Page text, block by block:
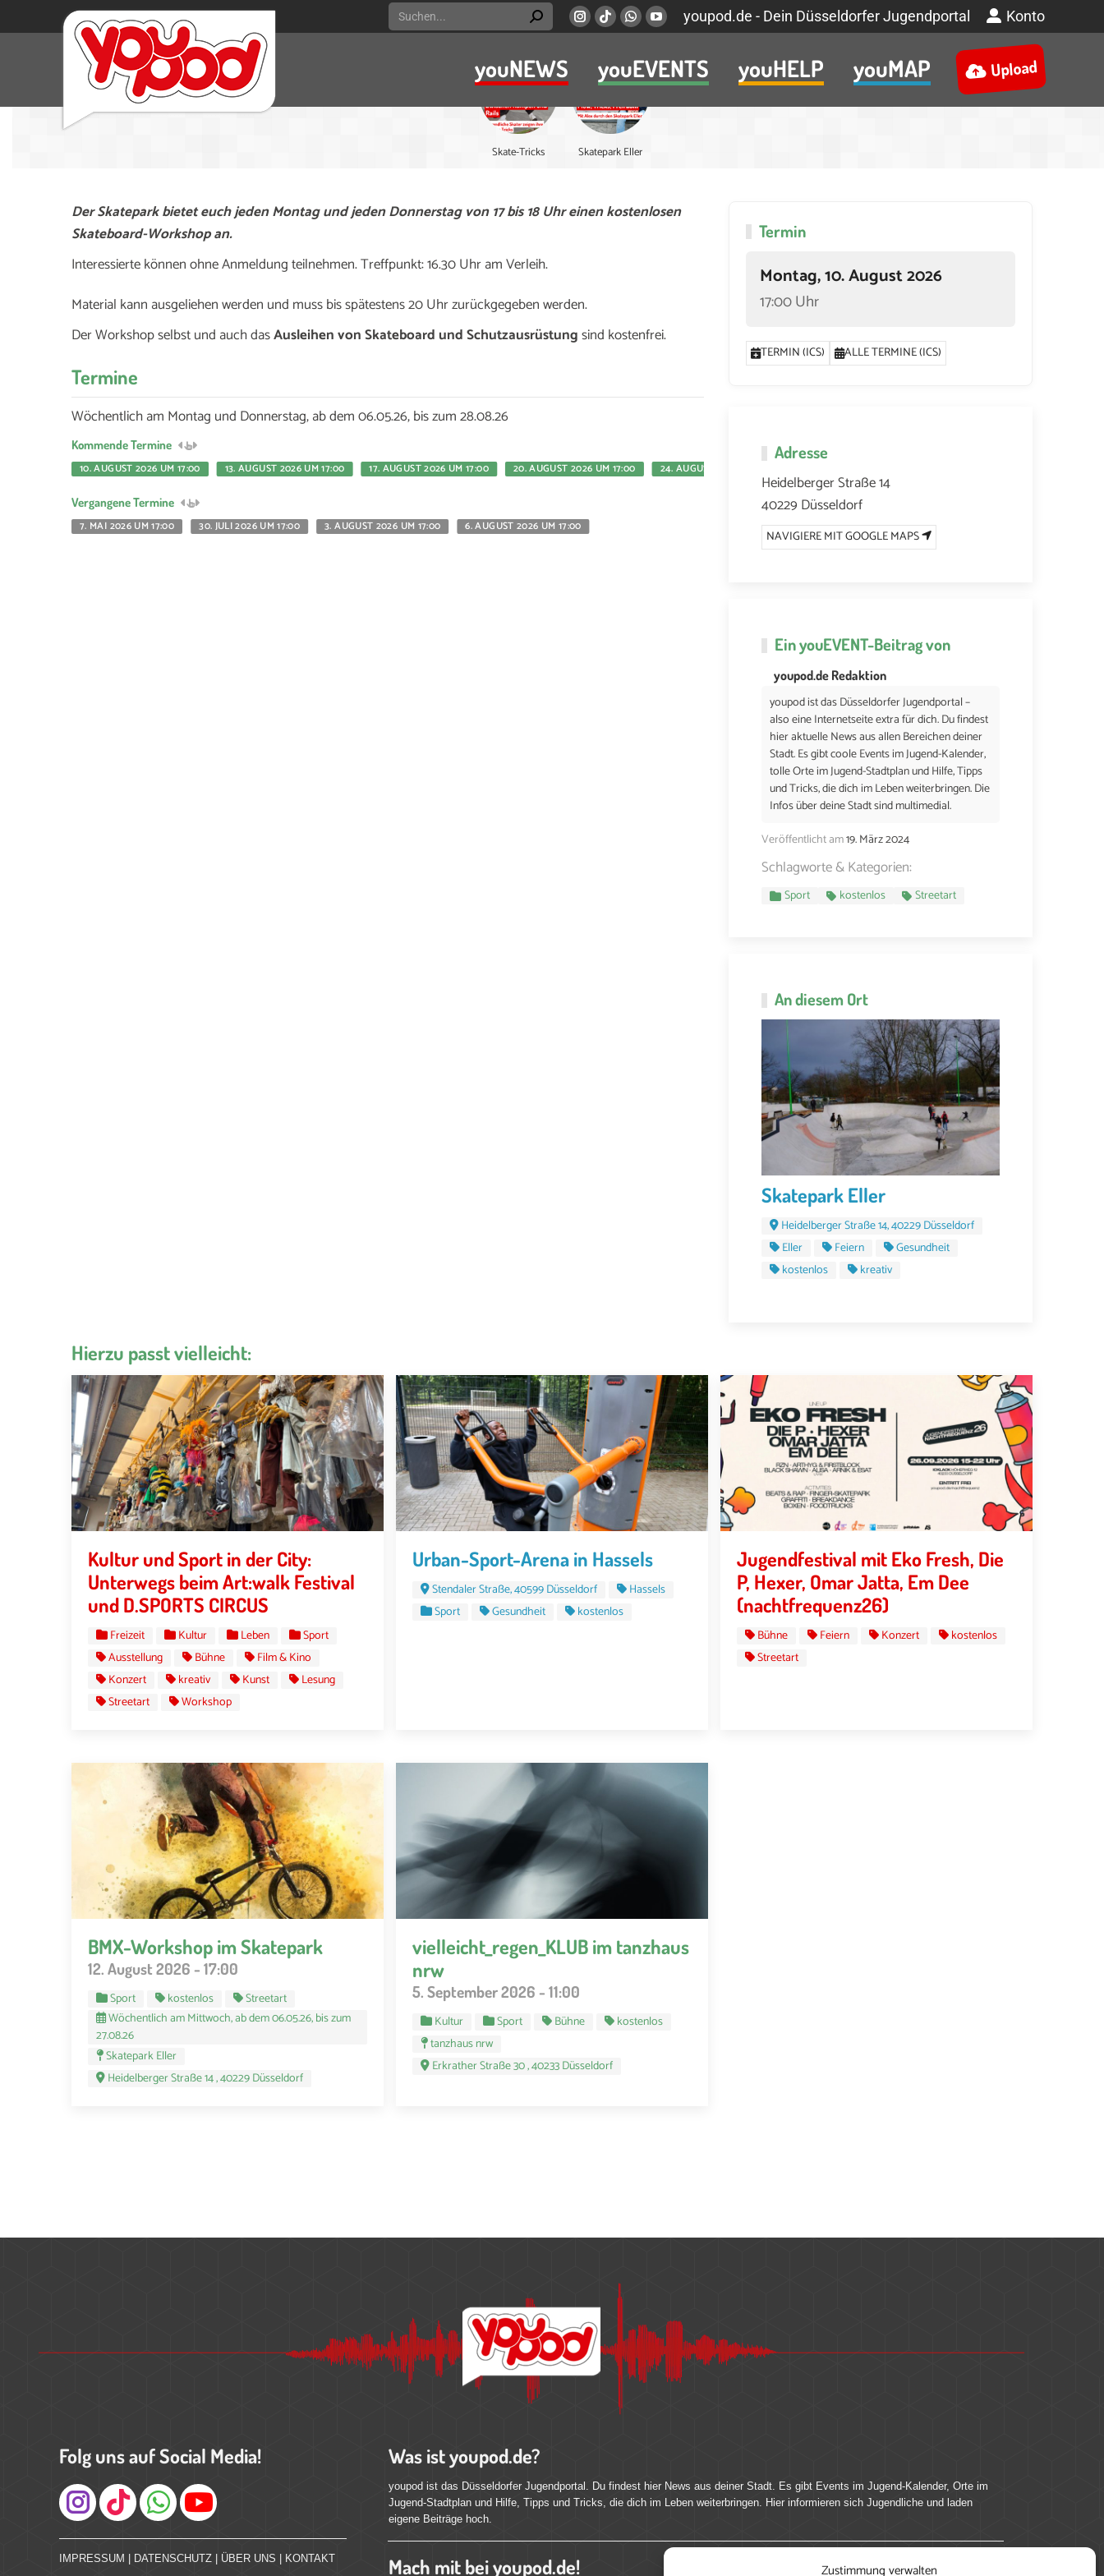
Zustimmung verwalten
Search:
Instagram
opens
new
window
Viber
opens
in
new
window
Whatsapp
opens
in
new
window
YouTube
opens
in
new
youpod.de - Dein Düsseldorfer Jugendportal Konto
youNEWS youEVENTS youHELP youMAP Upload
Skate-Tricks Skatepark Eller
Der Skatepark bietet euch jeden Montag und jeden Donnerstag von 17 bis 18 Uhr einen kostenlosen
Skateboard-Workshop an.
Interessierte können ohne Anmeldung teilnehmen. Treffpunkt: 16.30 Uhr am Verleih.
Material kann ausgeliehen werden und muss bis spätestens 20 Uhr zurückgegeben werden.
Der Workshop selbst und auch dasAusleihen von Skateboard und Schutzausrüstungsind kostenfrei.
Termine
Wöchentlich am Montag und Donnerstag, ab dem 06.05.26, bis zum 28.08.26
Kommende Termine
10. AUGUST 2026 UM 17:00
13. AUGUST 2026 UM 17:00 17. AUGUST 2026 UM 17:00 20. AUGUST 2026 UM 17:00 24. AUGUST 2026 UM 17:00
Vergangene Termine
7. MAI 2026 UM 17:00
30. JULI 2026 UM 17:00 3. AUGUST 2026 UM 17:00 6. AUGUST 2026 UM 17:00
Termin
Montag, 10. August 2026
17:00 Uhr
TERMIN (ICS) ALLE TERMINE (ICS)
Adresse
Heidelberger Straße 14
40229 Düsseldorf
NAVIGIERE MIT GOOGLE MAPS
EinyouEVENT-Beitrag von
youpod.de Redaktion
youpod ist das Düsseldorfer Jugendportal –
also eine Internetseite extra für dich. Du findest
hier aktuelle News aus allen Bereichen deiner
Stadt. Es gibt coole Events im Jugend-Kalender,
tolle Orte im Jugend-Stadtplan und Hilfe, Tipps
und Tricks, die dich im Leben weiterbringen. Die
Infos über deine Stadt sind multimedial.
Veröffentlicht am19. März 2024
Schlagworte & Kategorien:
Sport kostenlos Streetart
An diesem Ort
Skatepark Eller
Heidelberger Straße 14, 40229 Düsseldorf
Eller
Feiern
Gesundheit
kostenlos
kreativ
Hierzu passt vielleicht:
Kultur und Sport in der City:
Unterwegs beim Art:walk Festival
und D.SPORTS CIRCUS
Freizeit Kultur Leben
Sport
Ausstellung
Bühne
Film & Kino
Konzert
kreativ Kunst
Lesung
Streetart
Workshop
Urban-Sport-Arena in Hassels
Stendaler Straße, 40599 Düsseldorf
Hassels
Sport
Gesundheit kostenlos
Jugendfestival mit Eko Fresh, Die
P, Hexer, Omar Jatta, Em Dee
(nachtfrequenz26)
Bühne Feiern Konzert
kostenlos
Streetart
BMX-Workshop im Skatepark
12. August 2026 - 17:00
Sport kostenlos
Streetart
Wöchentlich am Mittwoch, ab dem 06.05.26, bis zum
27.08.26
Skatepark Eller
Heidelberger Straße 14 , 40229 Düsseldorf
vielleicht_regen_KLUB im tanzhaus
nrw
5. September 2026 - 11:00
Kultur Sport Bühne
kostenlos
tanzhaus nrw
Erkrather Straße 30 , 40233 Düsseldorf
Folg uns auf Social Media!
Instagram
IMPRESSUM DATENSCHUTZ ÜBER UNS KONTAKT
Was ist youpod.de?
youpod ist das Düsseldorfer Jugendportal. Du findest hier News aus deiner Stadt. Es gibt Events im Jugend-Kalender, Orte im
Jugend-Stadtplan und Hilfe, Tipps und Tricks, die dich im Leben weiterbringen. Hier informieren sich Jugendliche und laden
eigene Beiträge hoch.
Mach mit bei youpod.de!